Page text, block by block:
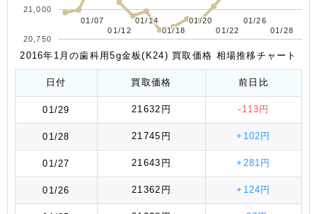
01/07
01/07
01/12
01/12
01/14
01/14
01/18
01/18
01/20
01/20
01/22
01/22
01/26
01/26
01/28
01/28
20,750
21,000
2016年1月の歯科用5g金板(K24) 買取価格 相場推移チャート
日付 買取価格 前日比
01/29 21632円 -113円
01/28 21745円 +102円
01/27 21643円 +281円
01/26 21362円 +124円